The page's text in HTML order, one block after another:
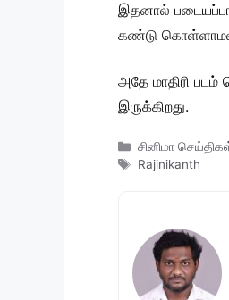
இதனால்
கண்டு கொள்ளாமல்
அதே மாதிரி
இருக்கிறது.
Categories
சினிமா
Tags
Rajinikanth